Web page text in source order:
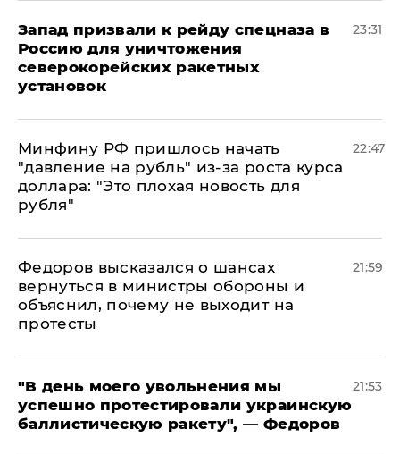
Запад призвали к рейду спецназа в
Россию для уничтожения
северокорейских ракетных
установок
23:31
Минфину РФ пришлось начать
"давление на рубль" из-за роста курса
доллара: "Это плохая новость для
рубля"
22:47
Федоров высказался о шансах
вернуться в министры обороны и
объяснил, почему не выходит на
протесты
21:59
​"В день моего увольнения мы
успешно протестировали украинскую
баллистическую ракету", — Федоров
21:53